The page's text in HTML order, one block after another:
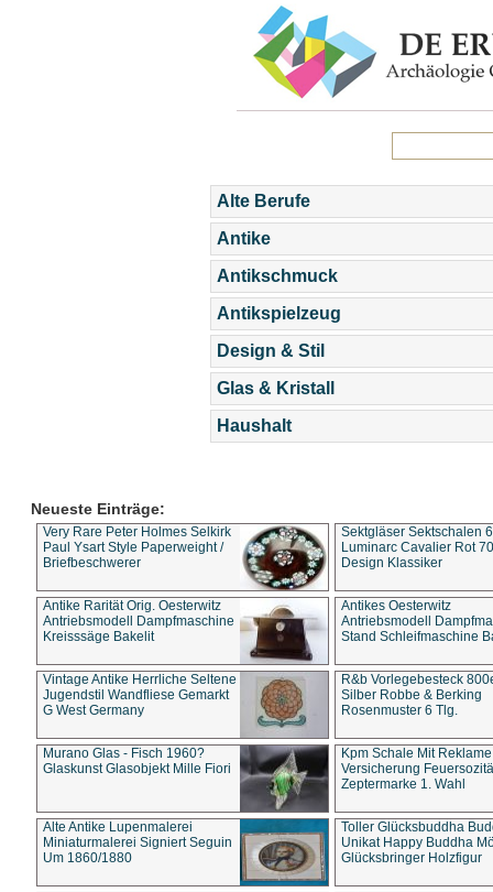
Alte Berufe
Antike
Antikschmuck
Antikspielzeug
Design & Stil
Glas & Kristall
Haushalt
Neueste Einträge:
Very Rare Peter Holmes Selkirk
Paul Ysart Style Paperweight /
Briefbeschwerer
Sektgläser Sektschalen
Luminarc Cavalier Rot
Design Klassiker
Antike Rarität Orig. Oesterwitz
Antriebsmodell Dampfmaschine
Kreisssäge Bakelit
Antikes Oesterwitz
Antriebsmodell
Stand Schleifmaschine
Vintage Antike Herrliche Seltene
Jugendstil Wandfliese Gemarkt
G West Germany
R&b Vorlegebesteck
Silber Robbe & Berking
Rosenmuster 6 Tlg.
Murano Glas - Fisch 1960?
Glaskunst Glasobjekt Mille Fiori
Kpm Schale Mit Reklame
Versicherung
Zeptermarke 1. Wahl
Alte Antike Lupenmalerei
Miniaturmalerei Signiert Seguin
Um 1860/1880
Toller Glücksbuddha
Unikat Happy Buddha
Glücksbringer Holzfigur